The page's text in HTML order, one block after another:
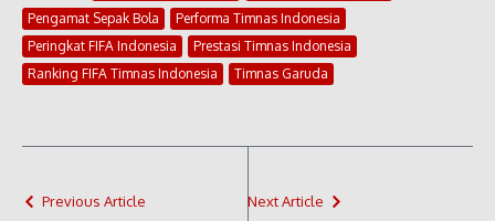
Pengamat Sepak Bola
Performa Timnas Indonesia
Peringkat FIFA Indonesia
Prestasi Timnas Indonesia
Ranking FIFA Timnas Indonesia
Timnas Garuda
Previous Article Next Article